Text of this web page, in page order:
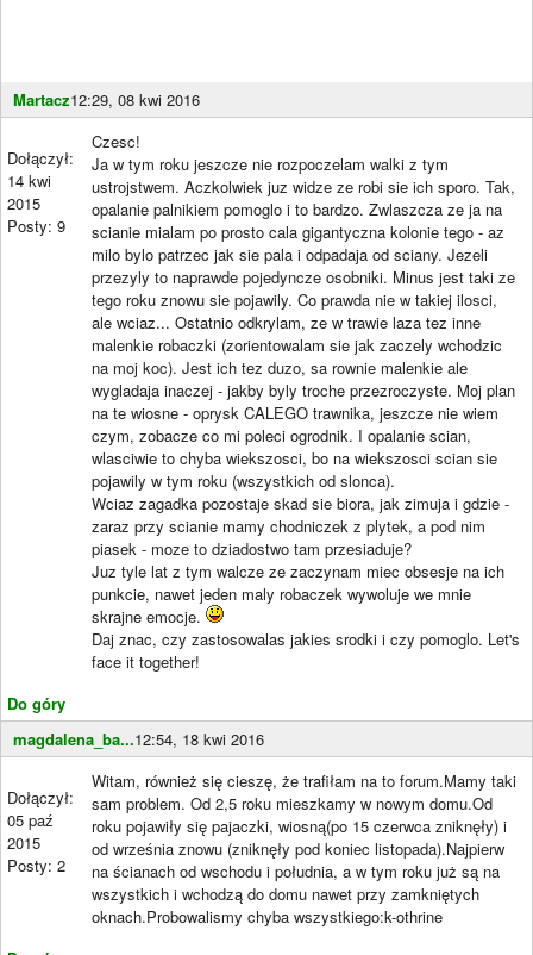
Martacz12:29, 08 kwi 2016
Dołączył:
14 kwi
2015
Posty: 9
Do góry
Czesc!
Ja w tym roku jeszcze nie rozpoczelam walki z tym
ustrojstwem. Aczkolwiek juz widze ze robi sie ich sporo. Tak,
opalanie palnikiem pomoglo i to bardzo. Zwlaszcza ze ja na
scianie mialam po prosto cala gigantyczna kolonie tego - az
milo bylo patrzec jak sie pala i odpadaja od sciany. Jezeli
przezyly to naprawde pojedyncze osobniki. Minus jest taki ze
tego roku znowu sie pojawily. Co prawda nie w takiej ilosci,
ale wciaz... Ostatnio odkrylam, ze w trawie laza tez inne
malenkie robaczki (zorientowalam sie jak zaczely wchodzic
na moj koc). Jest ich tez duzo, sa rownie malenkie ale
wygladaja inaczej - jakby byly troche przezroczyste. Moj plan
na te wiosne - oprysk CALEGO trawnika, jeszcze nie wiem
czym, zobacze co mi poleci ogrodnik. I opalanie scian,
wlasciwie to chyba wiekszosci, bo na wiekszosci scian sie
pojawily w tym roku (wszystkich od slonca).
Wciaz zagadka pozostaje skad sie biora, jak zimuja i gdzie -
zaraz przy scianie mamy chodniczek z plytek, a pod nim
piasek - moze to dziadostwo tam przesiaduje?
Juz tyle lat z tym walcze ze zaczynam miec obsesje na ich
punkcie, nawet jeden maly robaczek wywoluje we mnie
skrajne emocje.
Daj znac, czy zastosowalas jakies srodki i czy pomoglo. Let's
face it together!
magdalena_ba...12:54, 18 kwi 2016
Dołączył:
05 paź
2015
Posty: 2
Witam, również się cieszę, że trafiłam na to forum.Mamy taki
sam problem. Od 2,5 roku mieszkamy w nowym domu.Od
roku pojawiły się pajaczki, wiosną(po 15 czerwca zniknęły) i
od września znowu (zniknęły pod koniec listopada).Najpierw
na ścianach od wschodu i południa, a w tym roku już są na
wszystkich i wchodzą do domu nawet przy zamkniętych
oknach.Probowalismy chyba wszystkiego:k-othrine